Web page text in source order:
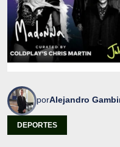
porAlejandro
DEPORTES